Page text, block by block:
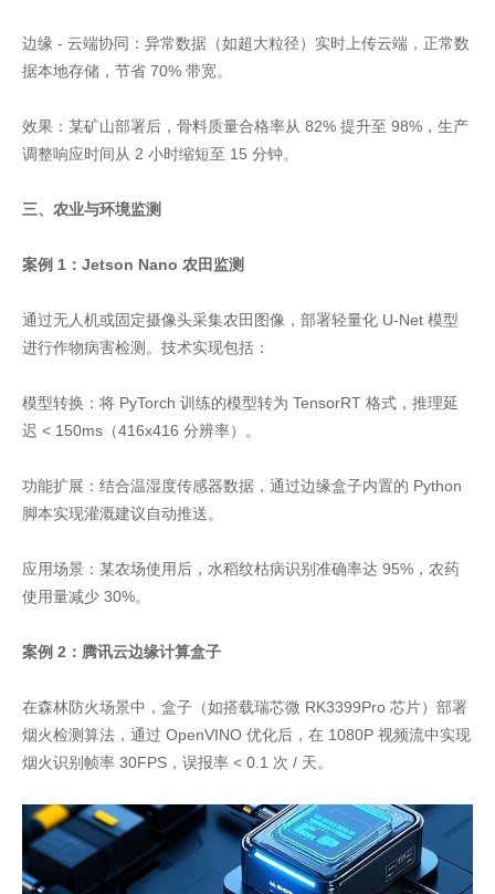
边缘 - 云端协同：异常数据（如超大粒径）实时上传云端，正常数
据本地存储，节省 70% 带宽。
效果：某矿山部署后，骨料质量合格率从 82% 提升至 98%，生产
调整响应时间从 2 小时缩短至 15 分钟。
三、农业与环境监测
案例 1：Jetson Nano 农田监测
通过无人机或固定摄像头采集农田图像，部署轻量化 U-Net 模型
进行作物病害检测。技术实现包括：
模型转换：将 PyTorch 训练的模型转为 TensorRT 格式，推理延
迟 < 150ms（416x416 分辨率）。
功能扩展：结合温湿度传感器数据，通过边缘盒子内置的 Python
脚本实现灌溉建议自动推送。
应用场景：某农场使用后，水稻纹枯病识别准确率达 95%，农药
使用量减少 30%。
案例 2：腾讯云边缘计算盒子
在森林防火场景中，盒子（如搭载瑞芯微 RK3399Pro 芯片）部署
烟火检测算法，通过 OpenVINO 优化后，在 1080P 视频流中实现
烟火识别帧率 30FPS，误报率 < 0.1 次 / 天。